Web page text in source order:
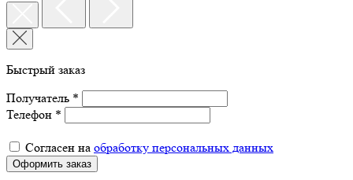
Быстрый заказ
Получатель *
Телефон *
Согласен на обработку персональных данных
Оформить заказ